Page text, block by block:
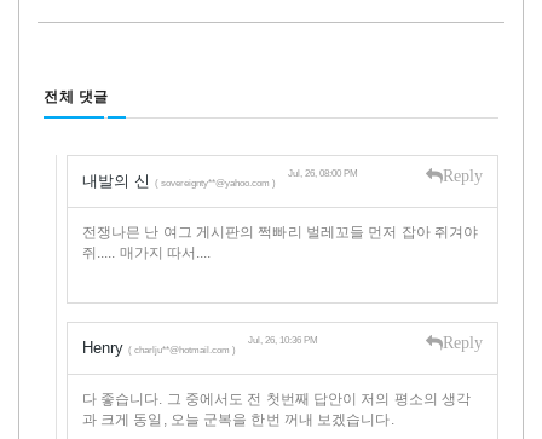
전체 댓글
내발의 신 ( sovereignty**@yahoo.com )
Jul, 26, 08:00 PM Reply
전쟁나믄 난 여그 게시판의 쩍빠리 벌레꼬들 먼저 잡아 쥐겨야
쥐..... 매가지 따서....
Henry ( charlju**@hotmail.com )
Jul, 26, 10:36 PM Reply
다 좋습니다. 그 중에서도 전 첫번째 답안이 저의 평소의 생각
과 크게 동일, 오늘 군복을 한번 꺼내 보겠습니다.